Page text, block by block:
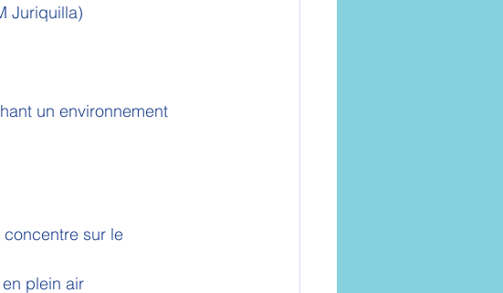
Juriquilla)
un environnement
concentre sur le
plein air